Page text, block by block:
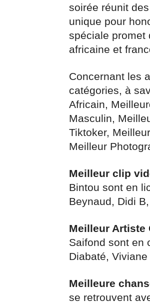
soirée réunit
unique pour
spéciale promet
africaine et
Concernant les
catégories, à
Africain,
Masculin,
Tiktoker,
Meilleur
Meilleur clip
Bintou sont en
Beynaud, Didi
Meilleur Artiste
Saifond sont en
Diabaté,
Meilleure
se retrouvent